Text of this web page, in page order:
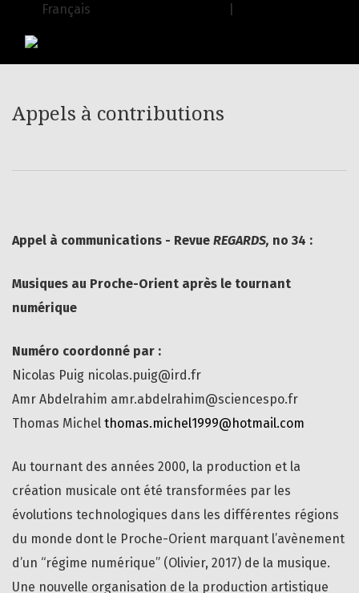
Appels à contributions
Français
Appels à contributions
Appel à communications - Revue REGARDS, no 34 :
Musiques au Proche-Orient après le tournant
numérique
Numéro coordonné par :
Nicolas Puig nicolas.puig@ird.fr
Amr Abdelrahim amr.abdelrahim@sciencespo.fr
Thomas Michel thomas.michel1999@hotmail.com
Au tournant des années 2000, la production et la
création musicale ont été transformées par les
évolutions technologiques dans les différentes régions
du monde dont le Proche-Orient marquant l’avènement
d’un “régime numérique” (Olivier, 2017) de la musique.
Une nouvelle organisation de la production artistique